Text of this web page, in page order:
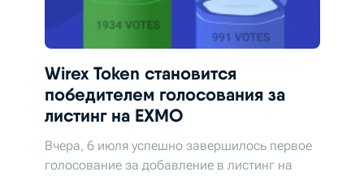
Wirex Token становится
победителем голосования за
листинг на EXMO
Вчера, 6 июля успешно завершилось первое
голосование за добавление в листинг на